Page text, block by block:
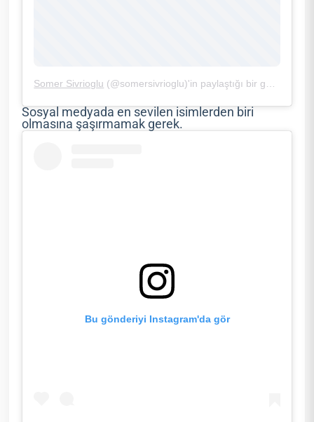
Somer Sivrioglu (@somersivrioglu)'in paylaştığı bir gönderi (
Sosyal medyada en sevilen isimlerden biri
olmasına şaşırmamak gerek.
Bu gönderiyi Instagram'da gör